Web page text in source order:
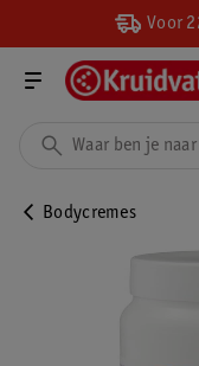
Voor
Bodycremes